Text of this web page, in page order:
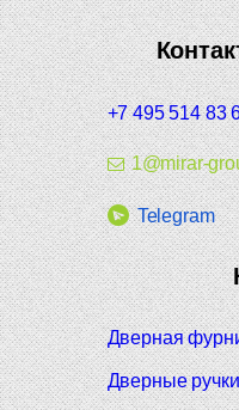
+7 495 514 83
1@mirar-
Telegram
Дверная
Дверные ручки